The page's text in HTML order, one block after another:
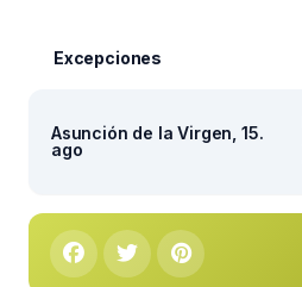
Excepciones
Asunción de la Virgen, 15.
ago